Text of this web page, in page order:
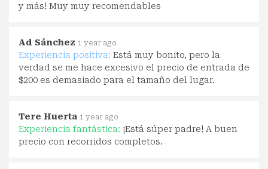
y más! Muy muy recomendables
Ad Sánchez 1 year ago
Experiencia positiva: Está muy bonito, pero la
verdad se me hace excesivo el precio de entrada de
$200 es demasiado para el tamaño del lugar.
Tere Huerta 1 year ago
Experiencia fantástica: ¡Está súper padre! A buen
precio con recorridos completos.